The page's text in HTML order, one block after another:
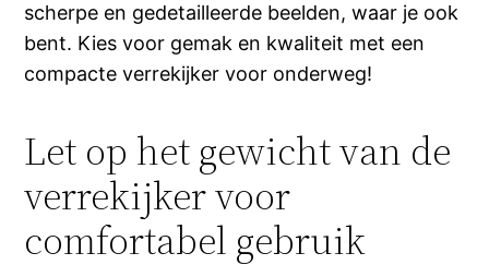
scherpe en gedetailleerde beelden, waar je ook
bent. Kies voor gemak en kwaliteit met een
compacte verrekijker voor onderweg!
Let op het gewicht van de
verrekijker voor
comfortabel gebruik